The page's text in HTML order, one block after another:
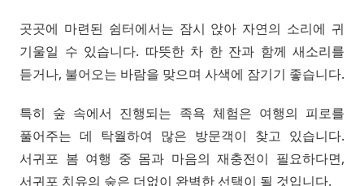
곳곳에 마련된 쉼터에서는 잠시 앉아 자연의 소리에 귀
기울일 수 있습니다. 따뜻한 차 한 잔과 함께 새소리를
듣거나, 불어오는 바람을 맞으며 사색에 잠기기 좋습니다.
특히 숲 속에서 진행되는 족욕 체험은 여행의 피로를
풀어주는 데 탁월하여 많은 방문객이 찾고 있습니다.
서귀포 봄 여행 중 몸과 마음의 재충전이 필요하다면,
서귀포 치유의 숲은 더없이 완벽한 선택이 될 것입니다.